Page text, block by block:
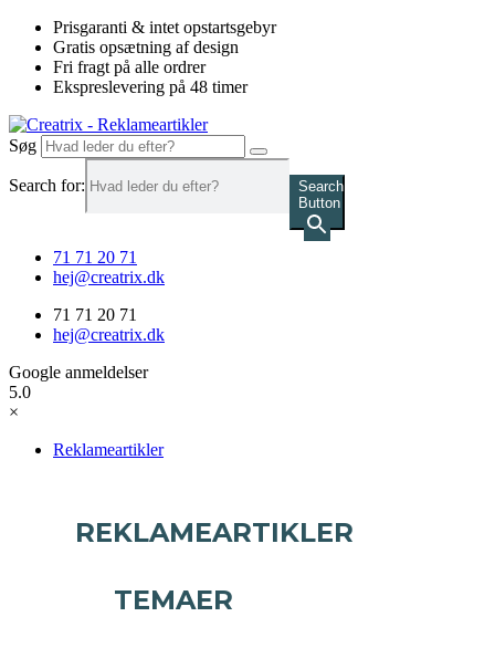
Videre
indhold
Prisgaranti & intet opstartsgebyr
Gratis opsætning af design
Fri fragt på alle ordrer
Ekspreslevering på 48 timer
Søg
Search for:
Search
Button
71 71 20 71
hej@creatrix.dk
71 71 20 71
hej@creatrix.dk
Google anmeldelser
5.0
×
Reklameartikler
REKLAMEARTIKLER
TEMAER